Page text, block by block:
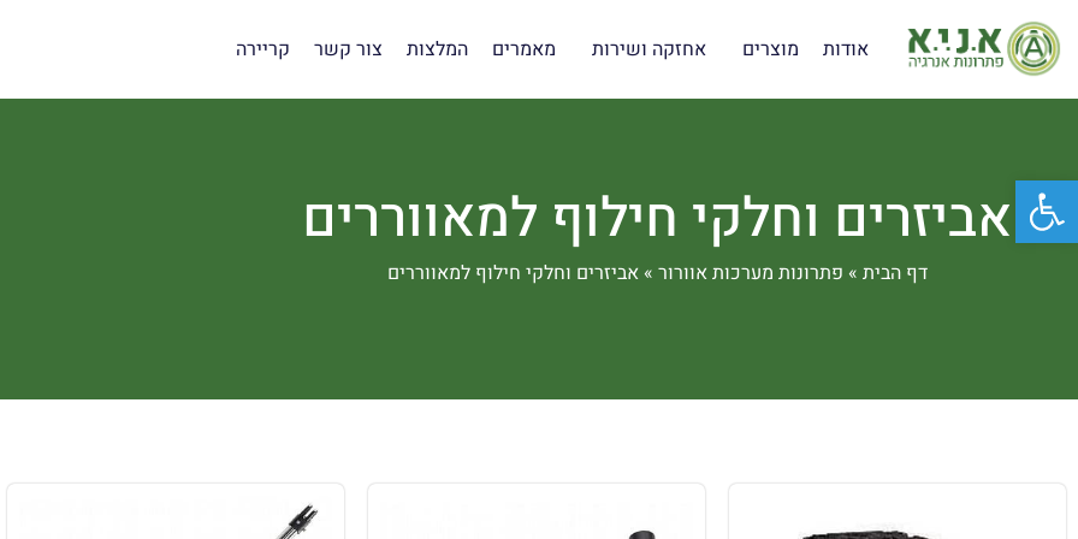
אודות מוצרים אחזקה ושירות מאמרים המלצות צור קשר קריירה
אביזרים וחלקי חילוף למאווררים
דף הבית » פתרונות מערכות אוורור »אביזרים וחלקי חילוף למאווררים
פתח סרגל נגישות